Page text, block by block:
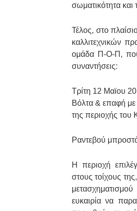
σωματικότητα και
Τέλος, στο
καλλιτεχνικών
ομάδα Π-Ο-Π,
συναντήσεις:
Τρίτη 12 Μαϊου
Βόλτα & επαφή με
της περιοχής του
Ραντεβού
Η περιοχή
στους τοίχους
ευκαιρία να